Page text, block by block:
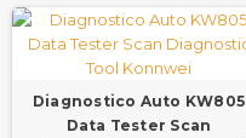
Diagnostico Auto KW805
Data Tester Scan